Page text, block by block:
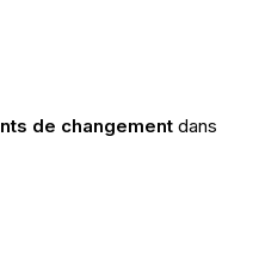
de changement dans